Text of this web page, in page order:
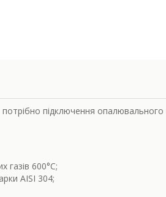
підключення
газів 600°С;
AISI 304;